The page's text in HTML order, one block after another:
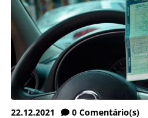
22.12.2021 0 Comentário(s)